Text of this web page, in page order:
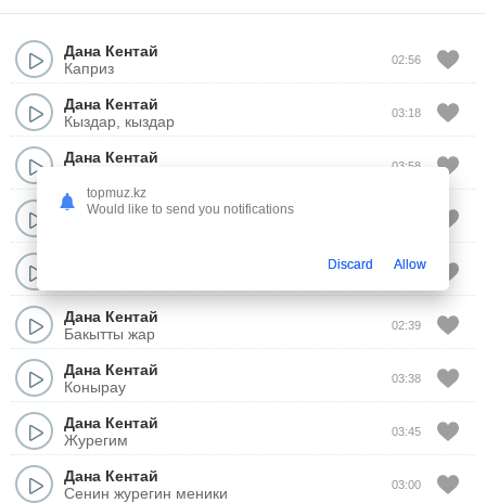
Дана Кентай
Каприз
02:56
Дана Кентай
Кыздар, кыздар
03:18
Дана Кентай
03:58
Дана Кентай
02:37
Дана Кентай
Бакытты жар
02:39
Дана Кентай
Конырау
03:38
Дана Кентай
Журегим
03:45
Дана Кентай
Сенин журегин меники
03:00
topmuz.kz
Would like to send you notifications
Discard Allow